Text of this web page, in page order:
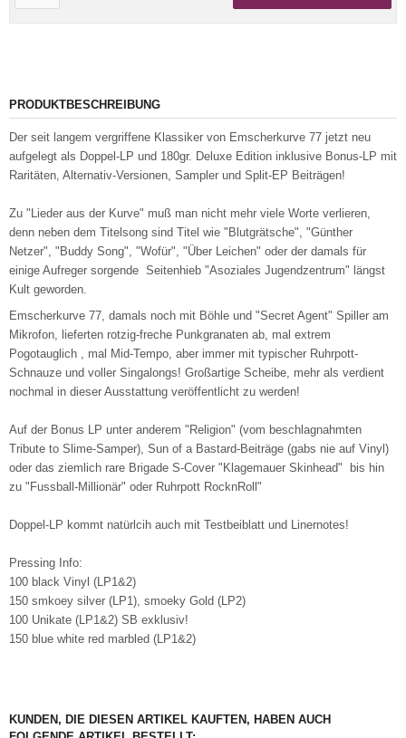
PRODUKTBESCHREIBUNG
Der seit langem vergriffene Klassiker von Emscherkurve 77 jetzt neu
aufgelegt als Doppel-LP und 180gr. Deluxe Edition inklusive Bonus-LP mit
Raritäten, Alternativ-Versionen, Sampler und Split-EP Beiträgen!
Zu "Lieder aus der Kurve" muß man nicht mehr viele Worte verlieren,
denn neben dem Titelsong sind Titel wie "Blutgrätsche", "Günther
Netzer", "Buddy Song", "Wofür", "Über Leichen" oder der damals für
einige Aufreger sorgende Seitenhieb "Asoziales Jugendzentrum" längst
Kult geworden.
Emscherkurve 77, damals noch mit Böhle und "Secret Agent" Spiller am
Mikrofon, lieferten rotzig-freche Punkgranaten ab, mal extrem
Pogotauglich , mal Mid-Tempo, aber immer mit typischer Ruhrpott-
Schnauze und voller Singalongs! Großartige Scheibe, mehr als verdient
nochmal in dieser Ausstattung veröffentlicht zu werden!
Auf der Bonus LP unter anderem "Religion" (vom beschlagnahmten
Tribute to Slime-Samper), Sun of a Bastard-Beiträge (gabs nie auf Vinyl)
oder das ziemlich rare Brigade S-Cover "Klagemauer Skinhead" bis hin
zu "Fussball-Millionär" oder Ruhrpott RocknRoll"
Doppel-LP kommt natürlcih auch mit Testbeiblatt und Linernotes!
Pressing Info:
100 black Vinyl (LP1&2)
150 smkoey silver (LP1), smoeky Gold (LP2)
100 Unikate (LP1&2) SB exklusiv!
150 blue white red marbled (LP1&2)
KUNDEN, DIE DIESEN ARTIKEL KAUFTEN, HABEN AUCH